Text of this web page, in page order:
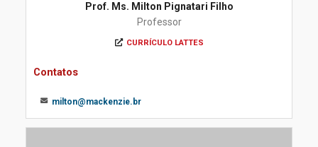
Prof. Ms. Milton Pignatari Filho
Professor
CURRÍCULO LATTES
Contatos
milton@mackenzie.br